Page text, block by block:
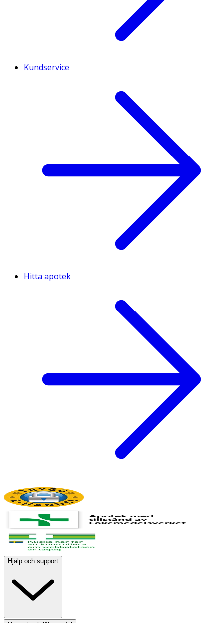
Kundservice
Hitta apotek
Hjälp och support